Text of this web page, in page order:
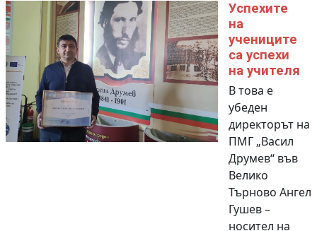
Успехите
на
учениците
са успехи
на учителя
В това е
убеден
директорът на
ПМГ „Васил
Друмев“ във
Велико
Търново Ангел
Гушев –
носител на